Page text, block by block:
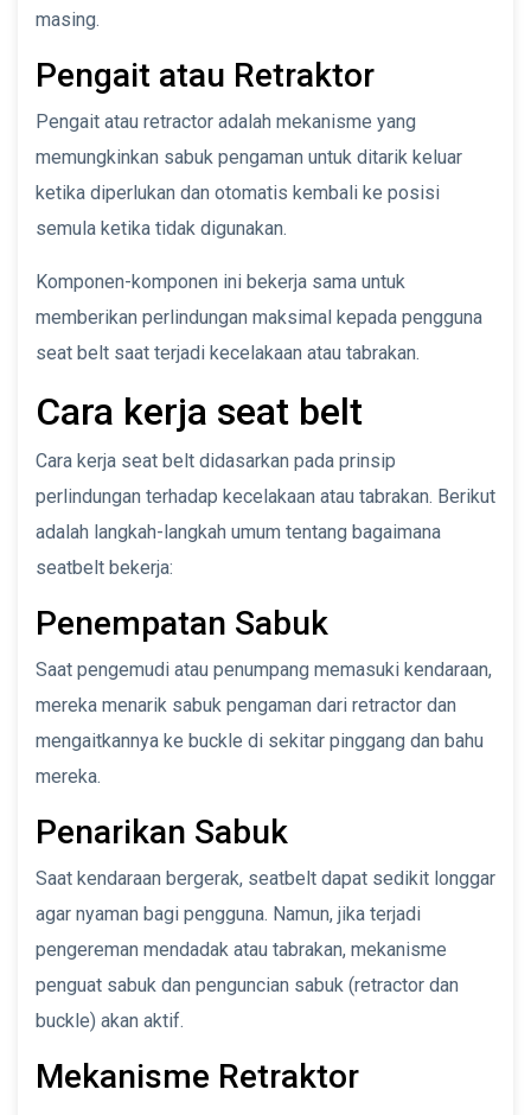
masing.
Pengait atau Retraktor
Pengait atau retractor adalah mekanisme yang
memungkinkan sabuk pengaman untuk ditarik keluar
ketika diperlukan dan otomatis kembali ke posisi
semula ketika tidak digunakan.
Komponen-komponen ini bekerja sama untuk
memberikan perlindungan maksimal kepada pengguna
seat belt saat terjadi kecelakaan atau tabrakan.
Cara kerja seat belt
Cara kerja seat belt didasarkan pada prinsip
perlindungan terhadap kecelakaan atau tabrakan. Berikut
adalah langkah-langkah umum tentang bagaimana
seatbelt bekerja:
Penempatan Sabuk
Saat pengemudi atau penumpang memasuki kendaraan,
mereka menarik sabuk pengaman dari retractor dan
mengaitkannya ke buckle di sekitar pinggang dan bahu
mereka.
Penarikan Sabuk
Saat kendaraan bergerak, seatbelt dapat sedikit longgar
agar nyaman bagi pengguna. Namun, jika terjadi
pengereman mendadak atau tabrakan, mekanisme
penguat sabuk dan penguncian sabuk (retractor dan
buckle) akan aktif.
Mekanisme Retraktor